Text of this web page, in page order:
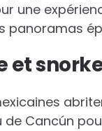
une
panoramas
et
de Cancún